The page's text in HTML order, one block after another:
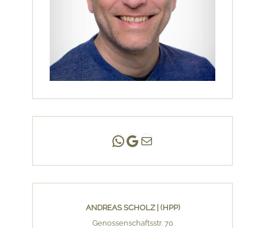
Andreas Scholz | (HPP)
Praxis Adlershof
E-Mail an mich ...
ANDREAS SCHOLZ | (HPP)
Genossenschaftsstr. 70